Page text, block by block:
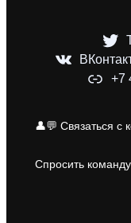
+7
👤💬 Связаться с
Спросить